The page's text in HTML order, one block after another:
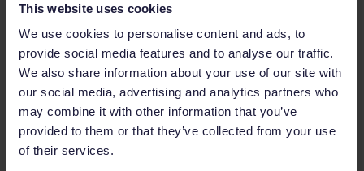
This website uses cookies
We use cookies to personalise content and ads, to
provide social media features and to analyse our traffic.
We also share information about your use of our site with
our social media, advertising and analytics partners who
may combine it with other information that you’ve
provided to them or that they’ve collected from your use
of their services.